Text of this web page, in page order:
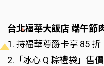
台北福華大飯店 端午節
1. 持福華尊爵卡享 85 折
2.「冰心 Q 粽禮袋」售